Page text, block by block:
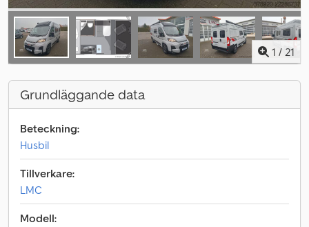
1 / 21
Grundläggande data
Beteckning:
Husbil
Tillverkare:
LMC
Modell: